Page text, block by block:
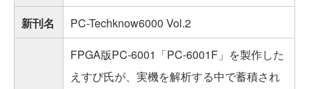
新刊名 PC-Techknow6000 Vol.2
FPGA版PC-6001「PC-6001F」を製作した
えすび氏が、実機を解析する中で蓄積され